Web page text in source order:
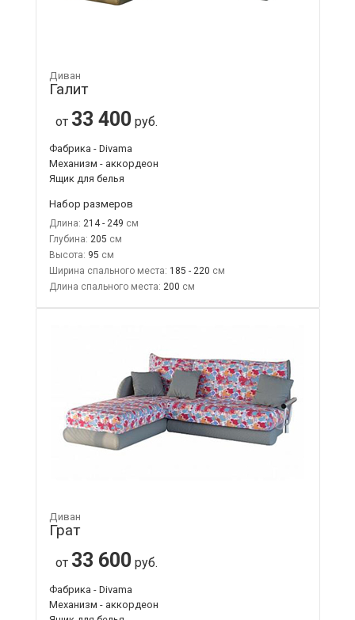
Диван
Галит
от 33 400 руб.
Фабрика - Divama
Механизм - аккордеон
Ящик для белья
Набор размеров
Длина: 214 - 249
Глубина: 205
Высота: 95
Ширина спального места: 185 - 220
Длина спального места: 200
Диван
Грат
от 33 600 руб.
Фабрика - Divama
Механизм - аккордеон